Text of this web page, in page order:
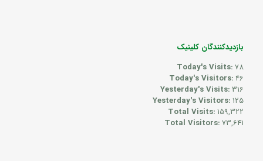
بازدیدکنندگان کلینیک
Today's Visits:78
Today's Visitors:46
Yesterday's Visits:316
Yesterday's Visitors:125
Total Visits:159,322
Total Visitors:73,641